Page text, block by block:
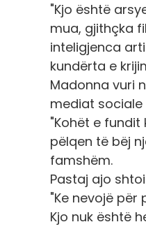
"Kjo është
mua, gjithçka
inteligjenca
kundërta e
Madonna vuri
mediat
"Kohët e
pëlqen të bëj
famshëm.
Pastaj ajo
"Ke nevojë
Kjo nuk është